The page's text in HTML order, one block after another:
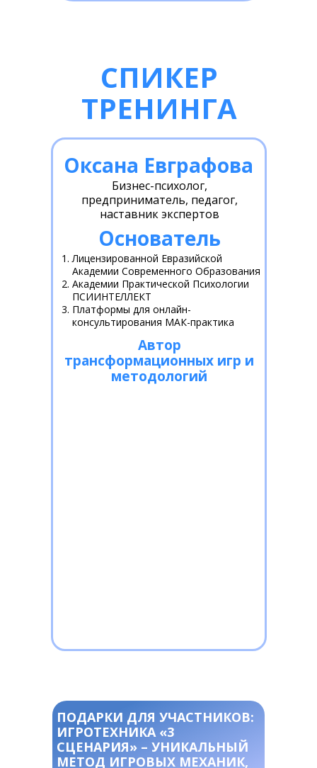
СПИКЕР
ТРЕНИНГА
Лицензированной Евразийской
Академии Современного Образования
Академии Практической Психологии
ПСИИНТЕЛЛЕКТ
Платформы для онлайн-
консультирования МАК-практика
Основатель
Автор
трансформационных игр и
методологий
Бизнес-психолог,
предприниматель, педагог,
наставник экспертов
Оксана Евграфова
ПОДАРКИ ДЛЯ УЧАСТНИКОВ:
ИГРОТЕХНИКА «3
СЦЕНАРИЯ» – УНИКАЛЬНЫЙ
МЕТОД ИГРОВЫХ МЕХАНИК,